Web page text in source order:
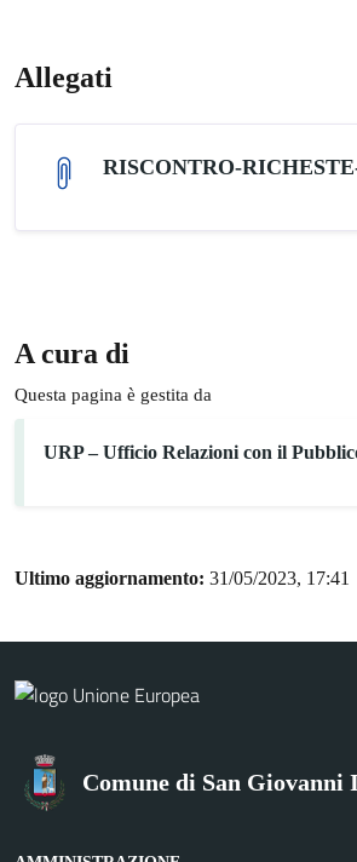
Allegati
RISCONTRO-
A cura di
Questa pagina è gestita da
URP – Ufficio Relazioni con il
Ultimo aggiornamento: 31/05/2023, 17:41
Comune di San Giovanni